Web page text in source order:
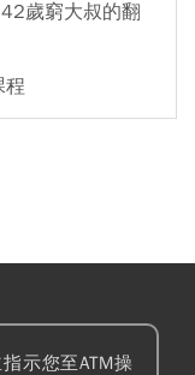
歲窮大叔的翻
程
示您至ATM操